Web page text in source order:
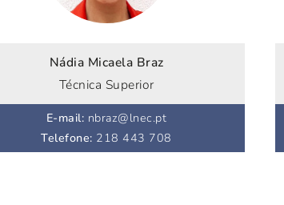
Nádia Micaela Braz
Técnica Superior
E-mail: nbraz@lnec.pt
Telefone: 218 443 708